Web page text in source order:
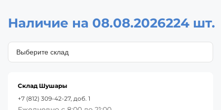
Наличие на 08.08.2026224 шт.
Склад Шушары
+7 (812) 309-42-27, доб. 1